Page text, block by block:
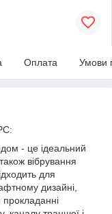
Оплата Умови
- це ідеальний
вібрування
для
дизайні,
прокладанні